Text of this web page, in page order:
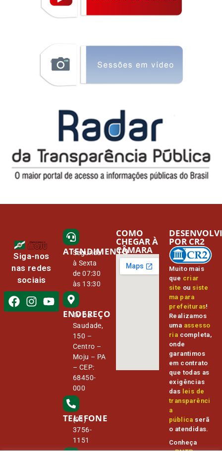
Siga-nos
nas redes
sociais
ATENDIMENTO
Segunda
à Sexta
de 07:30
às 13:30
ENDEREÇO
Tv Da
Saudade,
150 –
Centro –
Moju – PA
– CEP:
68450-
000
TELEFONE
(91)
3756-
1151
COMO
CHEGAR À
CÂMARA
Muito mais
que criar
site ou siste
ma para
prefeituras!
Realizamos
uma assesso
ria completa,
onde
garantimos
em contrato
que todas as
exigências
das leis de
transparênci
a
pública serã
o atendidas.
Conheça
oPNTPe
POR CR2